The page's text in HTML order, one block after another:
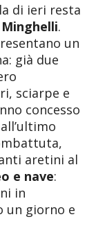
di ieri resta
.
un
già due
sciarpe e
concesso
aretini al
e nave:
in
un giorno e